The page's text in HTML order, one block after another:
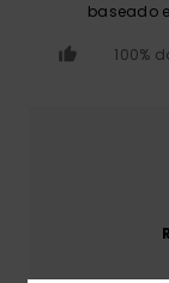
baseado
100%